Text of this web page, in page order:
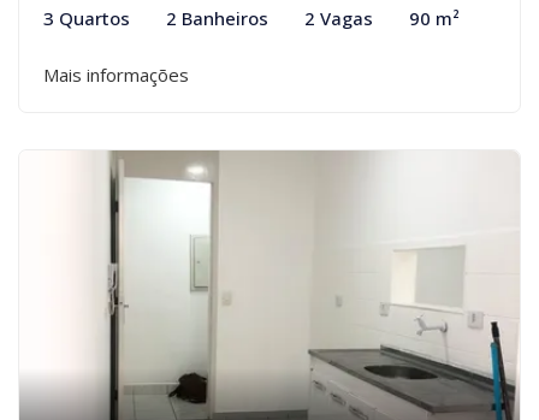
3 Quartos 2 Banheiros 2 Vagas 90 m²
Mais informações